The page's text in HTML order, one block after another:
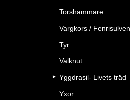
Torshammare
Vargkors / Fenrisulven
Tyr
Valknut
Yggdrasil- Livets träd
Yxor